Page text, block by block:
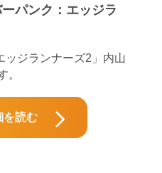
パンク：エッジラ
ッジランナーズ2」内山
。
を読む